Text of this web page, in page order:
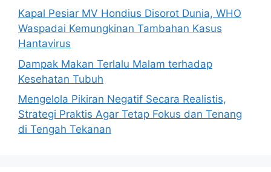
Kapal Pesiar MV Hondius Disorot Dunia, WHO
Waspadai Kemungkinan Tambahan Kasus
Hantavirus
Dampak Makan Terlalu Malam terhadap
Kesehatan Tubuh
Mengelola Pikiran Negatif Secara Realistis,
Strategi Praktis Agar Tetap Fokus dan Tenang
di Tengah Tekanan